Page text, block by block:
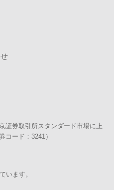
証券取引所スタンダード市場に上
コード：3241）
います。